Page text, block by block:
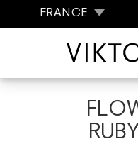
FRANCE